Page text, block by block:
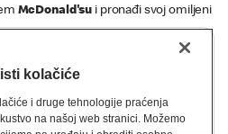
McDonald'su i pronađi svoj omiljeni
kolačiće
i druge tehnologije praćenja
na našoj web stranici. Možemo